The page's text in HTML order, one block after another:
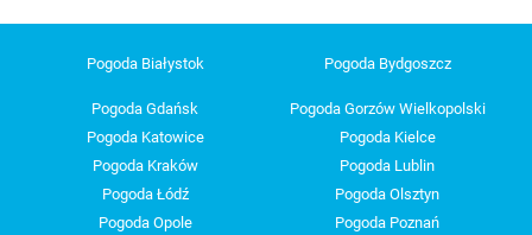
Pogoda Białystok Pogoda Bydgoszcz
Pogoda Gdańsk
Pogoda Gorzów Wielkopolski
Pogoda Katowice
Pogoda Kielce
Pogoda Kraków
Pogoda Lublin
Pogoda Łódź
Pogoda Olsztyn
Pogoda Opole
Pogoda Poznań